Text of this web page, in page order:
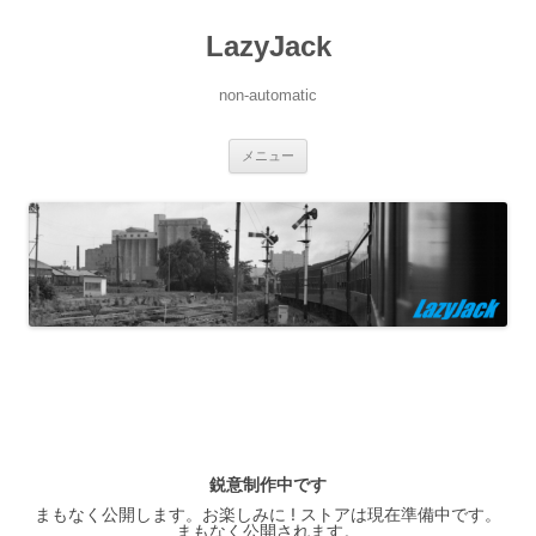
LazyJack
non-automatic
メニュー
ツ
へ
ス
キ
ッ
プ
鋭意制作中です
まもなく公開します。お楽しみに ! ストアは現在準備中です。
まもなく公開されます。